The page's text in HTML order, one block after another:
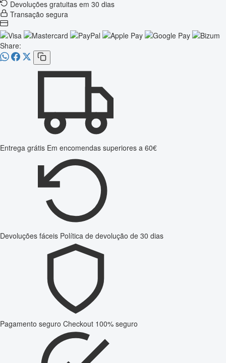
Devoluções gratuitas em 30 dias
Transação segura
Share:
Entrega grátis Em encomendas superiores a 60€
Devoluções fáceis Política de devolução de 30 dias
Pagamento seguro Checkout 100% seguro